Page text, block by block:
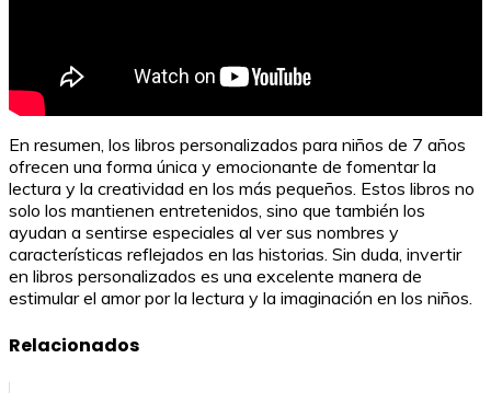
En resumen, los libros personalizados para niños de 7 años
ofrecen una forma única y emocionante de fomentar la
lectura y la creatividad en los más pequeños. Estos libros no
solo los mantienen entretenidos, sino que también los
ayudan a sentirse especiales al ver sus nombres y
características reflejados en las historias. Sin duda, invertir
en libros personalizados es una excelente manera de
estimular el amor por la lectura y la imaginación en los niños.
Relacionados